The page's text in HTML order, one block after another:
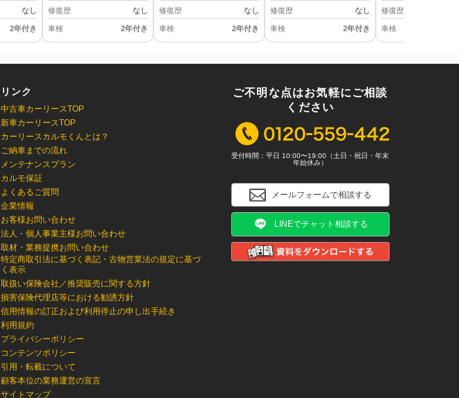
なし
2年付き
修復歴 なし
車検 2年付き
修復歴 なし
車検 2年付き
修復歴 なし
車検 2年付き
修復歴
車検
リンク
中古車カーリースTOP
新車カーリースTOP
カーリースカルモくんとは？
ご納車までの流れ
メンテナンスプラン
カルモ保証
よくあるご質問
企業情報
お客様お問い合わせ
法人・個人事業主様お問い合わせ
取材・業務提携お問い合わせ
特定商取引法に基づく表記・古物営業法の規定に基づ
く表示
取扱い保険会社／推奨販売に関する方針
損害保険代理店等における勧誘方針
信用情報の訂正および利用停止の申し出手続き
利用規約
プライバシーポリシー
コンテンツポリシー
引用・転載について
顧客本位の業務運営の宣言
サイトマップ
ご不明な点はお気軽にご相談
ください
受付時間：平日 10:00〜19:00（土日・祝日・年末
年始休み）
メールフォームで相談する
LINEでチャット相談する